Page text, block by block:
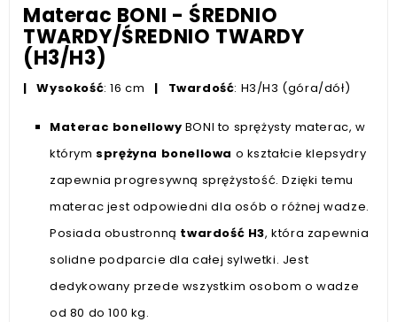
Materac BONI - ŚREDNIO
TWARDY/ŚREDNIO TWARDY
(H3/H3)
| Wysokość: 16 cm | Twardość: H3/H3 (góra/dół)
Materac bonellowy BONI to sprężysty materac, w
którym sprężyna bonellowa o kształcie klepsydry
zapewnia progresywną sprężystość. Dzięki temu
materac jest odpowiedni dla osób o różnej wadze.
Posiada obustronną twardość H3, która zapewnia
solidne podparcie dla całej sylwetki. Jest
dedykowany przede wszystkim osobom o wadze
od 80 do 100 kg.